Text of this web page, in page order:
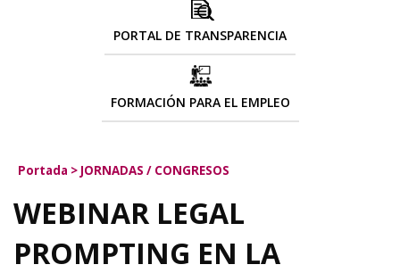
PORTAL DE TRANSPARENCIA
FORMACIÓN PARA EL EMPLEO
Portada > JORNADAS / CONGRESOS
WEBINAR LEGAL
PROMPTING EN LA